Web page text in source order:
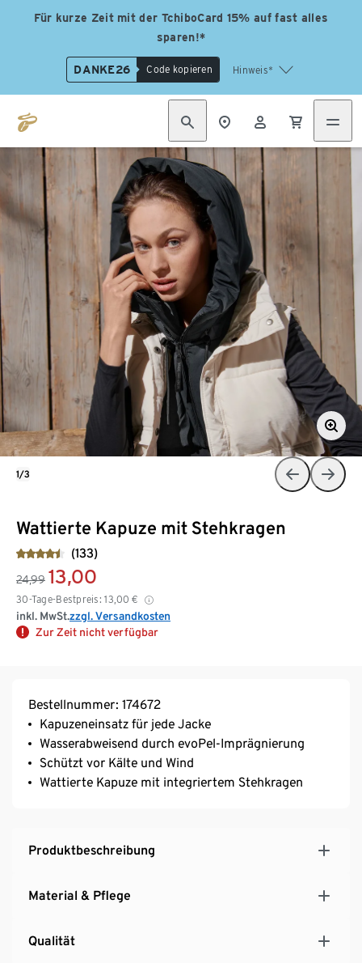
Für kurze Zeit mit der TchiboCard 15% auf fast alles
sparen!*
DANKE26 Code kopieren Hinweis*
Wattierte Kapuze mit Stehkragen
(133)
24,99 13,00
30-Tage-Bestpreis: 13,00 €
inkl. MwSt.zzgl. Versandkosten
Zur Zeit nicht verfügbar
1/3
Bestellnummer: 174672
Kapuzeneinsatz für jede Jacke
Wasserabweisend durch evoPel-Imprägnierung
Schützt vor Kälte und Wind
Wattierte Kapuze mit integriertem Stehkragen
Produktbeschreibung
Material & Pflege
Qualität